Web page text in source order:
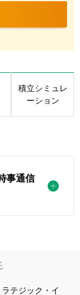
積立シミュレ
ーション
事通信
テジック・イ